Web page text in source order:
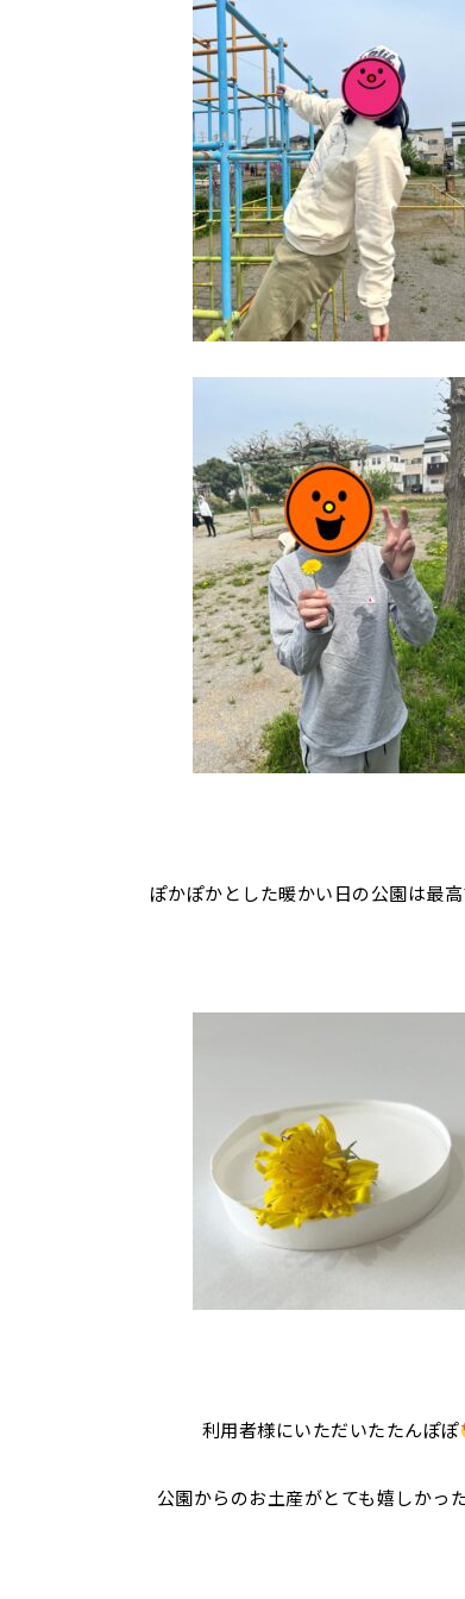
ぽかぽかとした暖かい日の公園は最
利用者様にいただいたたんぽぽ
公園からのお土産がとても嬉しかっ